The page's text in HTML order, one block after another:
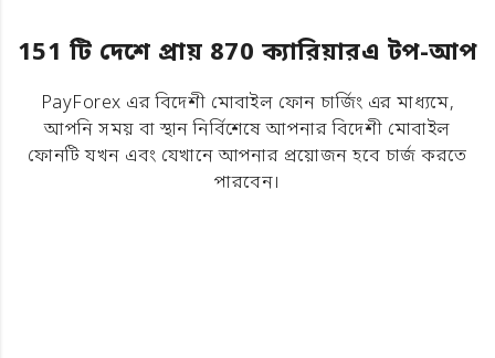
151 টি দেশে প্রায় 870 ক্যারিয়ারএ টপ-আপ
PayForex এর বিদেশী মোবাইল ফোন চার্জিং এর মাধ্যমে,
আপনি সময় বা স্থান নির্বিশেষে আপনার বিদেশী মোবাইল
ফোনটি যখন এবং যেখানে আপনার প্রয়োজন হবে চার্জ করতে
পারবেন।